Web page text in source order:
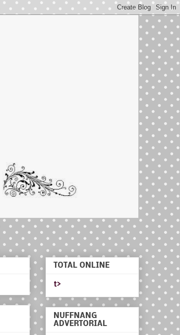
TOTAL ONLINE
t>
NUFFNANG
ADVERTORIAL